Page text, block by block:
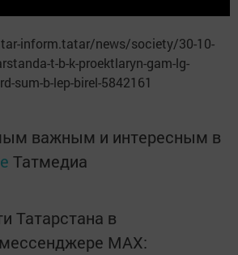
inform.tatar/news/society/30-10-
t-b-k-proektlaryn-gam-lg-
sum-b-lep-birel-5842161
важным и интересным в
Татмедиа
Татарстана в
MАХ: